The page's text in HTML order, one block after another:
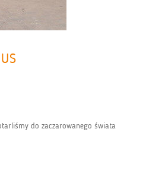
do zaczarowanego świata